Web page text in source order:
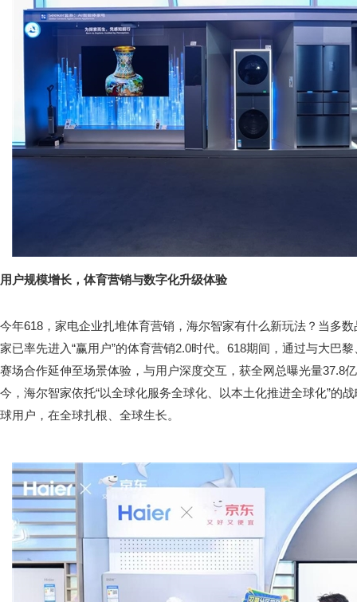
用户规模增长，体育营销与数字化升级体验
今年618，家电企业扎堆体育营销，海尔智家有什么新玩法？当多
家已率先进入“赢用户”的体育营销2.0时代。618期间，通过与大巴
赛场合作延伸至场景体验，与用户深度交互，获全网总曝光量37.8
今，海尔智家依托“以全球化服务全球化、以本土化推进全球化”的
球用户，在全球扎根、全球生长。